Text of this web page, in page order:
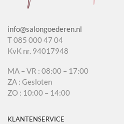
info@salongoederen.nl
T 085 000 47 04
KvK nr. 94017948
MA – VR : 08:00 – 17:00
ZA : Gesloten
ZO : 10:00 – 14:00
KLANTENSERVICE